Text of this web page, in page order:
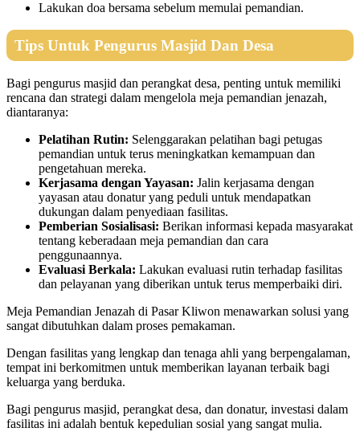
Lakukan doa bersama sebelum memulai pemandian.
Tips Untuk Pengurus Masjid Dan Desa
Bagi pengurus masjid dan perangkat desa, penting untuk memiliki
rencana dan strategi dalam mengelola meja pemandian jenazah,
diantaranya:
Pelatihan Rutin: Selenggarakan pelatihan bagi petugas
pemandian untuk terus meningkatkan kemampuan dan
pengetahuan mereka.
Kerjasama dengan Yayasan: Jalin kerjasama dengan
yayasan atau donatur yang peduli untuk mendapatkan
dukungan dalam penyediaan fasilitas.
Pemberian Sosialisasi: Berikan informasi kepada masyarakat
tentang keberadaan meja pemandian dan cara
penggunaannya.
Evaluasi Berkala: Lakukan evaluasi rutin terhadap fasilitas
dan pelayanan yang diberikan untuk terus memperbaiki diri.
Meja Pemandian Jenazah di Pasar Kliwon menawarkan solusi yang
sangat dibutuhkan dalam proses pemakaman.
Dengan fasilitas yang lengkap dan tenaga ahli yang berpengalaman,
tempat ini berkomitmen untuk memberikan layanan terbaik bagi
keluarga yang berduka.
Bagi pengurus masjid, perangkat desa, dan donatur, investasi dalam
fasilitas ini adalah bentuk kepedulian sosial yang sangat mulia.